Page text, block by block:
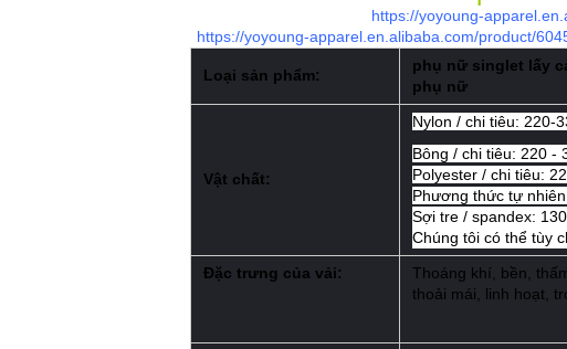
https://yoyoung-
https://yoyoung-apparel.en.alibaba.com/product/
Loại sản phẩm:
phụ nữ singlet lấy
phụ nữ
Vật chất:
Nylon / chi tiêu: 220-
Bông / chi tiêu: 220 -
Polyester / chi tiêu:
Phương thức tự
Sợi tre / spandex:
Chúng tôi có thể tùy
Đặc trưng của vải:
Thoáng khí, bền,
thoải mái, linh hoạt,